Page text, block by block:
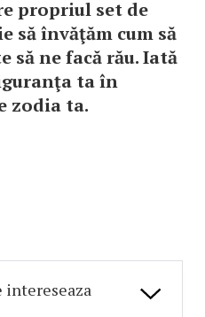
propriul set de
să învăţăm cum să
ne facă rău. Iată
ta în
zodia ta.